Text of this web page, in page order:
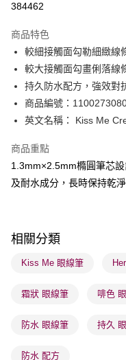
PayMe
WeChat Pay
BoC Pay
順豐自助櫃 - 確認發貨後1-
每筆HK$65.00，滿
確認發貨後1-3 工作天送達
物流公司進行物流配送
取。逾期會取消訂單，並
384462
商品特色
較細接觸面勾勒細緻線
較大接觸面勾畫俐落線
持久防水配方，強效對
商品編號：
英文名稱： Kiss Me
商品重點
1.3mm×2.5mm橢圓筆芯
及耐水成分，長時保持乾
相關分類
Kiss Me 眼線筆
霜狀 眼線筆 啡色
防水 眼線筆 持久
防水 配方